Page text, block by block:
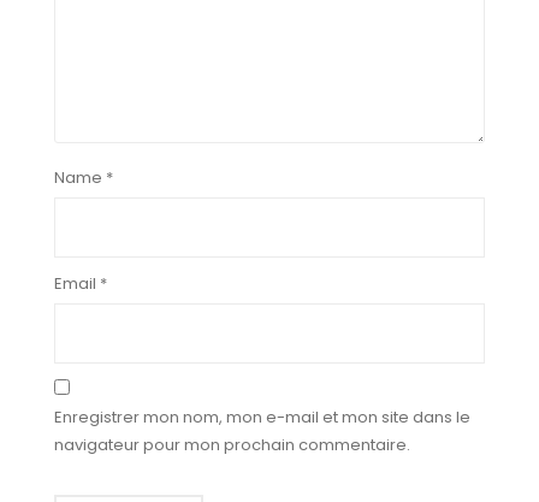
Name *
Email *
Enregistrer mon nom, mon e-mail et mon site dans le
navigateur pour mon prochain commentaire.